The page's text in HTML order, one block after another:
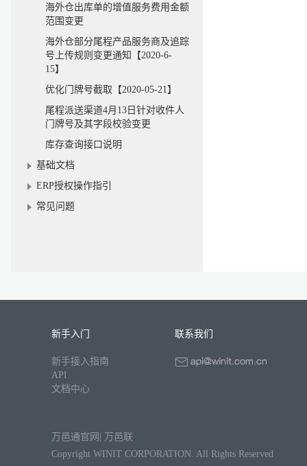
海外仓出库单的增值服务费用金额
范围变更
海外仓部分尾程产品服务商及追踪
号上传规则变更通知【2020-6-
15】
优化门牌号截取【2020-05-21】
尾程派送渠道4月13日针对收件人
门牌号及其字段校验变更
库存查询接口说明
基础文档
ERP授权操作指引
常见问题
新手入门
新手接入指南
API
文档中心
联系我们
万邑通官网
万邑联
Copyright WINIT CORPORATION. All Rights Reserved